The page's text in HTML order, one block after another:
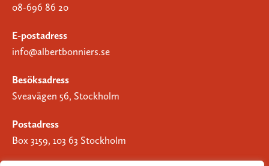
08-696 86 20
E-postadress
info@albertbonniers.se
Besöksadress
Sveavägen 56, Stockholm
Postadress
Box 3159, 103 63 Stockholm